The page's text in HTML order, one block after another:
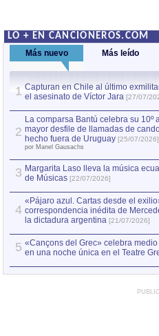
LO + EN CANCIONEROS.COM
Más nuevo Más leído
1 Capturan en Chile al último
el asesinato de Víctor Jara [27/07/
2
La comparsa Bantú celebra su 10º
mayor desfile de llamadas de
hecho fuera de Uruguay [25/07/2026]
por Manel Gausachs
3 Margarita Laso lleva la música
de Músicas [22/07/2026]
4
«Pájaro azul. Cartas desde el
correspondencia inédita de
la dictadura argentina [21/07/2026]
5 «Cançons del Grec» celebra
en una noche única en el Teatre